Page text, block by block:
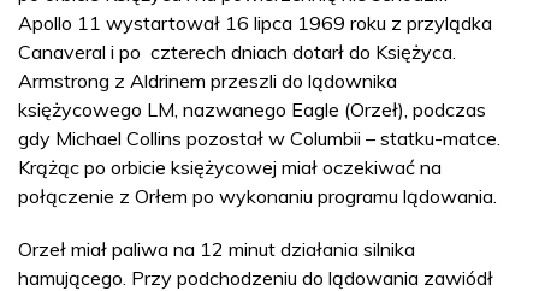
Apollo 11 wystartował 16 lipca 1969 roku z przylądka
Canaveral i po czterech dniach dotarł do Księżyca.
Armstrong z Aldrinem przeszli do lądownika
księżycowego LM, nazwanego Eagle (Orzeł), podczas
gdy Michael Collins pozostał w Columbii – statku-matce.
Krążąc po orbicie księżycowej miał oczekiwać na
połączenie z Orłem po wykonaniu programu lądowania.
Orzeł miał paliwa na 12 minut działania silnika
hamującego. Przy podchodzeniu do lądowania zawiódł